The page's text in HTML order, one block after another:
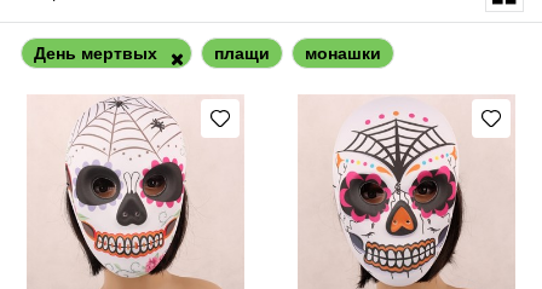
День мертвых плащи монашки